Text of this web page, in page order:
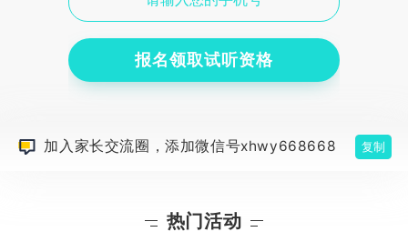
报名领取试听资格
加入家长交流圈，添加微信号xhwy668668 复制
热门活动